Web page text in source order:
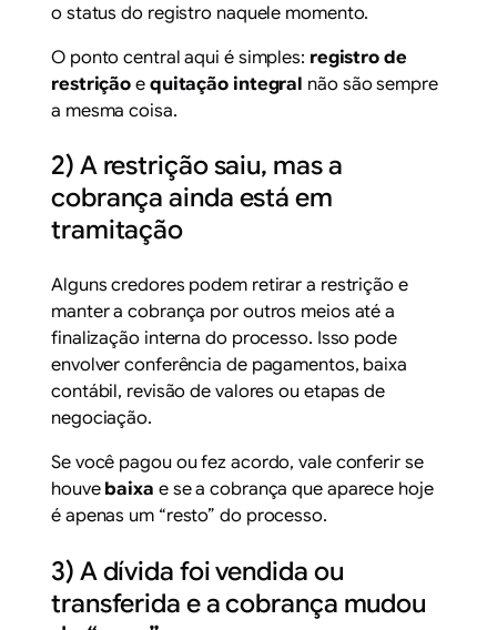
o status do registro naquele momento.
O ponto central aqui é simples: registro de
restrição e quitação integral não são sempre
a mesma coisa.
2) A restrição saiu, mas a
cobrança ainda está em
tramitação
Alguns credores podem retirar a restrição e
manter a cobrança por outros meios até a
finalização interna do processo. Isso pode
envolver conferência de pagamentos, baixa
contábil, revisão de valores ou etapas de
negociação.
Se você pagou ou fez acordo, vale conferir se
houve baixa e se a cobrança que aparece hoje
é apenas um “resto” do processo.
3) A dívida foi vendida ou
transferida e a cobrança mudou